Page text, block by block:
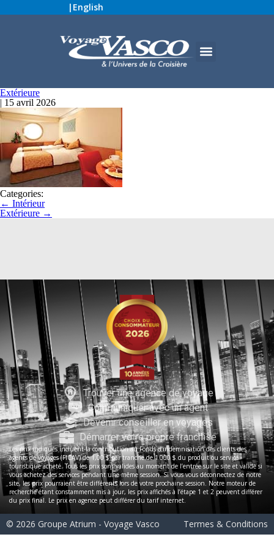
| English
Extérieure
| 15 avril 2026
Categories:
← Intérieur
Extérieure →
Trouver une agence de voyage
Communiquer avec un agent
Devenir conseiller en voyages
Démarrer votre propre franchise
Les prix indiqués incluent la contribution au Fonds d’indemnisation des clients des
agents de voyages (FICAV) de 1,00 $ par tranche de 1 000 $ du produit ou service
touristique acheté. Tous les prix sont valides au moment de l’entrée sur le site et valide si
vous achetez des services pendant une même session. Si vous vous déconnectez de notre
site, les prix pourraient être différents lors de votre prochaine session. Notre moteur de
recherche étant constamment mis à jour, les prix affichés à l’étape 1 et 2 peuvent différer
du prix final. Le prix en agence peut différer du tarif internet.
© 2026 Groupe Atrium - Voyage Vasco Termes & Conditions